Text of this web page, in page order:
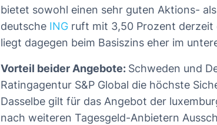
bietet sowohl einen sehr guten Aktions-
deutsche ING ruft mit 3,50 Prozent derzeit
liegt dagegen beim Basiszins eher im
Vorteil beider Angebote: Schweden und
Ratingagentur S&P Global die höchste
Dasselbe gilt für das Angebot der
nach weiteren Tagesgeld-Anbietern